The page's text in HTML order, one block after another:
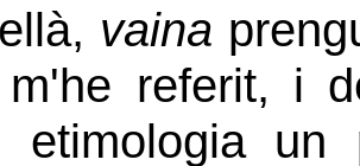
vaina
referit, i
etimologia un